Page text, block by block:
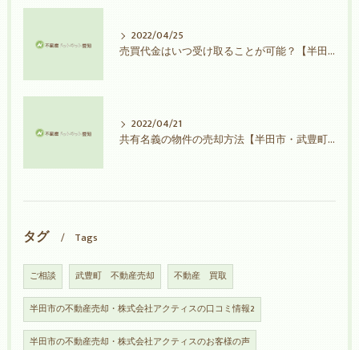
2022/04/25
売買代金はいつ受け取ることが可能？【半田市・武豊町不動産売却】
2022/04/21
共有名義の物件の売却方法【半田市・武豊町不動産売却】
タグ Tags
ご相談 武豊町 不動産売却 不動産 買取
半田市の不動産売却・株式会社アクティスの口コミ情報2
半田市の不動産売却・株式会社アクティスのお客様の声